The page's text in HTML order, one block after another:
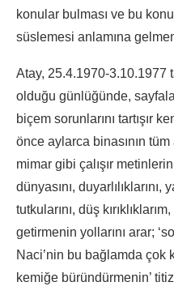
konular bulması ve bu
süslemesi anlamına
Atay, 25.4.1970-3.10.1977
olduğu günlüğünde,
biçem sorunlarını tartışır
önce aylarca binasının tüm
mimar gibi çalışır
dünyasını, duyarlılıklarını,
tutkularını, düş
getirmenin yollarını arar;
Naci’nin bu bağlamda çok
kemiğe büründürmenin’